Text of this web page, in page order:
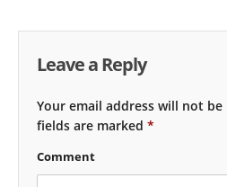
Leave a Reply
Your email address will not be
fields are marked *
Comment